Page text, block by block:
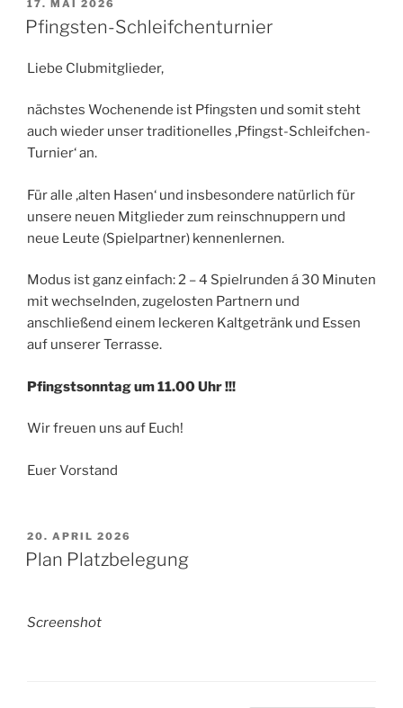
VERÖFFENTLICHT
AM
17. MAI 2026
Pfingsten-Schleifchenturnier
Liebe Clubmitglieder,
nächstes Wochenende ist Pfingsten und somit steht
auch wieder unser traditionelles ‚Pfingst-Schleifchen-
Turnier‘ an.
Für alle ‚alten Hasen‘ und insbesondere natürlich für
unsere neuen Mitglieder zum reinschnuppern und
neue Leute (Spielpartner) kennenlernen.
Modus ist ganz einfach: 2 – 4 Spielrunden á 30 Minuten
mit wechselnden, zugelosten Partnern und
anschließend einem leckeren Kaltgetränk und Essen
auf unserer Terrasse.
Pfingstsonntag um 11.00 Uhr !!!
Wir freuen uns auf Euch!
Euer Vorstand
VERÖFFENTLICHT
AM
20. APRIL 2026
Plan Platzbelegung
Screenshot